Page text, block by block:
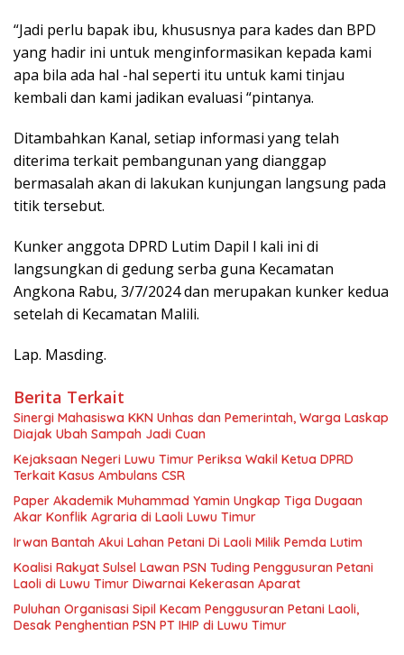
“Jadi perlu bapak ibu, khususnya para kades dan BPD
yang hadir ini untuk menginformasikan kepada kami
apa bila ada hal -hal seperti itu untuk kami tinjau
kembali dan kami jadikan evaluasi “pintanya.
Ditambahkan Kanal, setiap informasi yang telah
diterima terkait pembangunan yang dianggap
bermasalah akan di lakukan kunjungan langsung pada
titik tersebut.
Kunker anggota DPRD Lutim Dapil l kali ini di
langsungkan di gedung serba guna Kecamatan
Angkona Rabu, 3/7/2024 dan merupakan kunker kedua
setelah di Kecamatan Malili.
Lap. Masding.
Berita Terkait
Sinergi Mahasiswa KKN Unhas dan Pemerintah, Warga Laskap
Diajak Ubah Sampah Jadi Cuan
Kejaksaan Negeri Luwu Timur Periksa Wakil Ketua DPRD
Terkait Kasus Ambulans CSR
Paper Akademik Muhammad Yamin Ungkap Tiga Dugaan
Akar Konflik Agraria di Laoli Luwu Timur
Irwan Bantah Akui Lahan Petani Di Laoli Milik Pemda Lutim
Koalisi Rakyat Sulsel Lawan PSN Tuding Penggusuran Petani
Laoli di Luwu Timur Diwarnai Kekerasan Aparat
Puluhan Organisasi Sipil Kecam Penggusuran Petani Laoli,
Desak Penghentian PSN PT IHIP di Luwu Timur